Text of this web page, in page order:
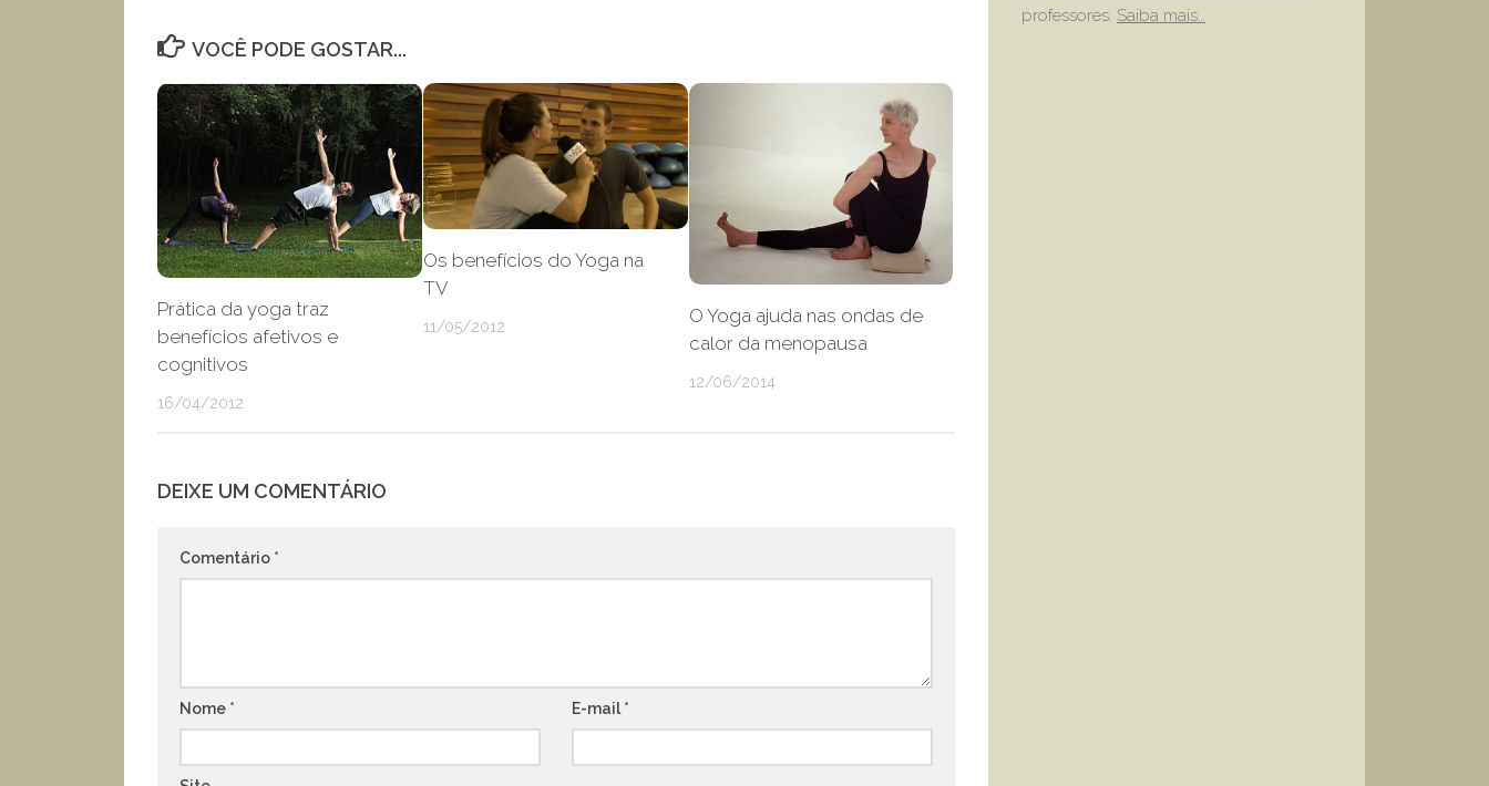
VOCÊ PODE GOSTAR...
Prática da yoga traz
benefícios afetivos e
cognitivos
16/04/2012
Os benefícios do Yoga na
TV
11/05/2012
O Yoga ajuda nas ondas de
calor da menopausa
12/06/2014
DEIXE UM COMENTÁRIO
Comentário *
Nome * E-mail *
professores. Saiba mais…